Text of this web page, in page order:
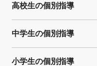
高校生の個別指導
中学生の個別指導
小学生の個別指導